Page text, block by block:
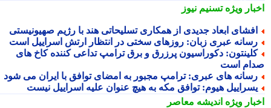
ویژهتسنیم نیوز
ابعاد جدیدی از همکاری تسلیحاتی هند با رژیم صهیونیستی
عبری زبان: روزهای سختی در انتظار ارتش اسراییل است
دکوراسیون پرزرق و برق ترامپ تداعی کننده کاخ های
است
های عبری: ترامپ مجبور به امضای توافق با ایران می شود
هیوم: توافق مکه به هیچ عنوان علیه اسراییل نیست
ویژهاندیشه معاصر